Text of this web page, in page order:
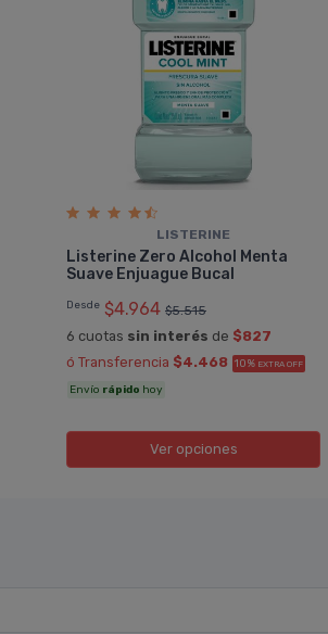
LISTERINE
Listerine Zero Alcohol Menta
Suave Enjuague Bucal
Desde $4.964 $5.515
6 cuotas sin interés de $827
ó Transferencia $4.468 10% EXTRA OFF
Envío rápido hoy
Ver opciones